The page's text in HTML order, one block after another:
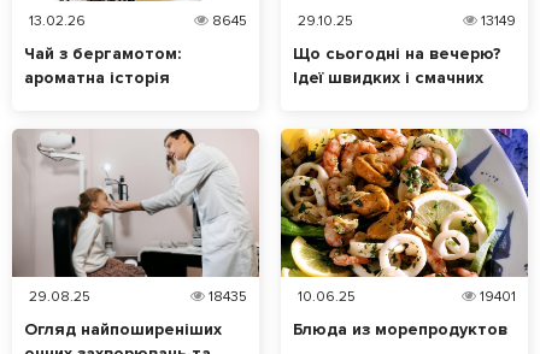
13.02.26 8645
Чай з бергамотом:
ароматна історія
29.10.25 13149
Що сьогодні на вечерю?
Ідеї швидких і смачних
29.08.25 18435
Огляд найпоширеніших
10.06.25 19401
Блюда из морепродуктов